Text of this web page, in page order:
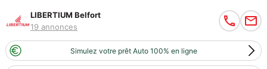
LIBERTIUM Belfort
19 annonces
Simulez votre prêt Auto 100% en ligne